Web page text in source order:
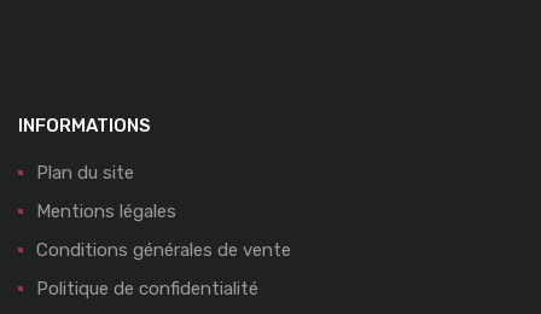
INFORMATIONS
Plan du site
Mentions légales
Conditions générales de vente
Politique de confidentialité